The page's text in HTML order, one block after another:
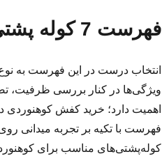
فهرست 7 کوله پشتی محبوب کوهنوردان
انتخاب درست در این فهرست به
ویژگی‌ها در کنار بررسی ظرفیت،
اهمیت دارد؛ خرید کفش کوهنوردی
فهرست با تکیه بر تجربه میدانی
کوله‌پشتی‌های مناسب برای